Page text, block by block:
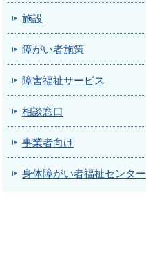
施設
障がい者施策
障害福祉サービス
相談窓口
事業者向け
身体障がい者福祉センター